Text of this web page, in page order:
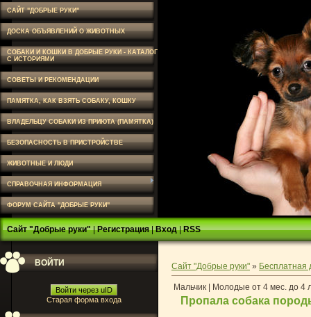
САЙТ "ДОБРЫЕ РУКИ"
ДОСКА ОБЪЯВЛЕНИЙ О ЖИВОТНЫХ
СОБАКИ И КОШКИ В ДОБРЫЕ РУКИ - КАТАЛОГ
С ИСТОРИЯМИ
СОВЕТЫ И РЕКОМЕНДАЦИИ
ПАМЯТКА, КАК ВЗЯТЬ СОБАКУ, КОШКУ
ВЛАДЕЛЬЦУ СОБАКИ ИЗ ПРИЮТА (ПАМЯТКА)
БЕЗОПАСНОСТЬ В ПРИСТРОЙСТВЕ
ЖИВОТНЫЕ И ЛЮДИ
СПРАВОЧНАЯ ИНФОРМАЦИЯ
ФОРУМ САЙТА "ДОБРЫЕ РУКИ"
Сайт "Добрые руки"|Регистрация|Вход|RSS
ВОЙТИ
Войти через uID
Старая форма входа
Сайт "Добрые руки" » Бесплатная
Мальчик | Молодые от 4 мес. до 4
Пропала собака